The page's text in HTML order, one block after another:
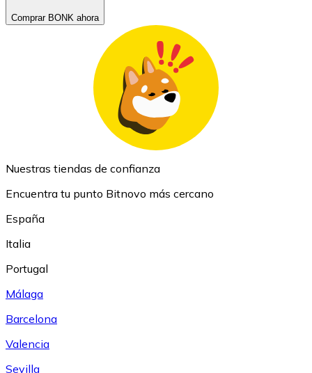
Comprar BONK ahora
Nuestras tiendas de confianza
Encuentra tu punto Bitnovo más cercano
España
Italia
Portugal
Málaga
Barcelona
Valencia
Sevilla